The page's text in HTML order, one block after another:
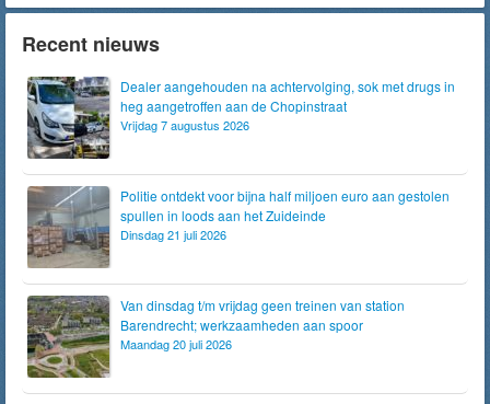
Recent nieuws
Dealer aangehouden na achtervolging, sok met drugs in
heg aangetroffen aan de Chopinstraat
Vrijdag 7 augustus 2026
Politie ontdekt voor bijna half miljoen euro aan gestolen
spullen in loods aan het Zuideinde
Dinsdag 21 juli 2026
Van dinsdag t/m vrijdag geen treinen van station
Barendrecht; werkzaamheden aan spoor
Maandag 20 juli 2026